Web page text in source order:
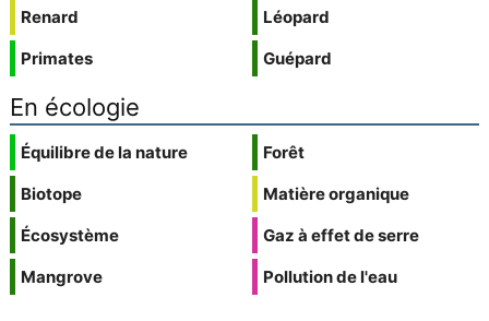
Renard
Primates
Léopard
Guépard
En écologie
Équilibre de la nature
Biotope
Écosystème
Mangrove
Forêt
Matière organique
Gaz à effet de serre
Pollution de l'eau